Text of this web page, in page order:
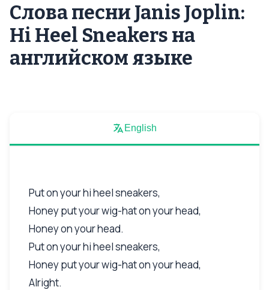
Слова песни Janis Joplin:
Hi Heel Sneakers на
английском языке
English
Put on your hi heel sneakers,
Honey put your wig-hat on your head,
Honey on your head.
Put on your hi heel sneakers,
Honey put your wig-hat on your head,
Alright.